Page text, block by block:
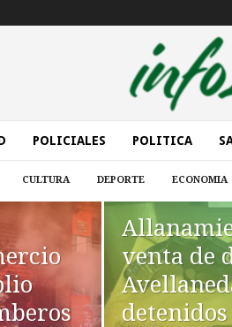
POLICIALES POLITICA
CULTURA DEPORTE ECONOMIA
venta de
detenidos